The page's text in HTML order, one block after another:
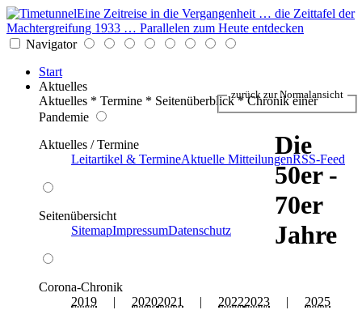
Eine Zeitreise in die Vergangenheit … die Zeittafel der
Machtergreifung 1933 … Parallelen zum Heute entdecken
Navigator
Start
Aktuelles
Aktuelles * Termine * Seitenüberblick * Chronik einer
Pandemie
Aktuelles / Termine
Leitartikel & TermineAktuelle MitteilungenRSS-Feed
Seitenübersicht
SitemapImpressumDatenschutz
Corona-Chronik
2019 | 20202021 | 20222023 | 2025
Die
50er -
70er
Jahre
zurück zur Normalansicht